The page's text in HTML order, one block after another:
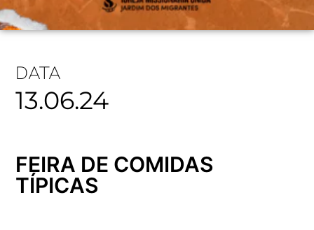
DATA
13.06.24
FEIRA DE COMIDAS
TÍPICAS